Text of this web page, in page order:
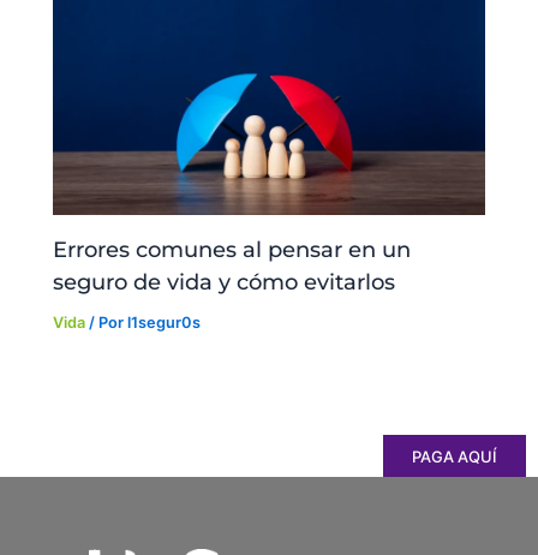
Errores comunes al pensar en un
seguro de vida y cómo evitarlos
Vida / Porl1segur0s
PAGA AQUÍ